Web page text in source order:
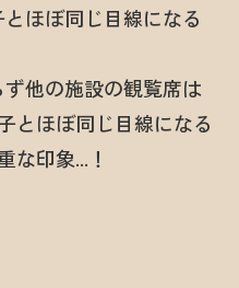
ほぼ同じ目線になる
他の施設の観覧席は
とほぼ同じ目線になる
な印象…！